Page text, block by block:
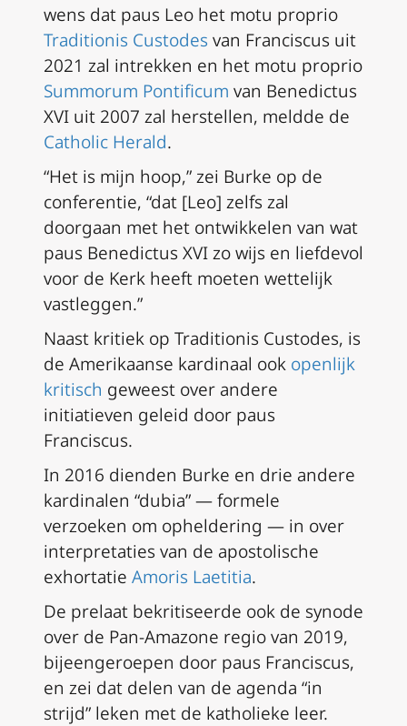
wens dat paus Leo het motu proprio
Traditionis Custodes van Franciscus uit
2021 zal intrekken en het motu proprio
Summorum Pontificum van Benedictus
XVI uit 2007 zal herstellen, meldde de
Catholic Herald.
“Het is mijn hoop,” zei Burke op de
conferentie, “dat [Leo] zelfs zal
doorgaan met het ontwikkelen van wat
paus Benedictus XVI zo wijs en liefdevol
voor de Kerk heeft moeten wettelijk
vastleggen.”
Naast kritiek op Traditionis Custodes, is
de Amerikaanse kardinaal ook openlijk
kritisch geweest over andere
initiatieven geleid door paus
Franciscus.
In 2016 dienden Burke en drie andere
kardinalen “dubia” — formele
verzoeken om opheldering — in over
interpretaties van de apostolische
exhortatie Amoris Laetitia.
De prelaat bekritiseerde ook de synode
over de Pan-Amazone regio van 2019,
bijeengeroepen door paus Franciscus,
en zei dat delen van de agenda “in
strijd” leken met de katholieke leer.